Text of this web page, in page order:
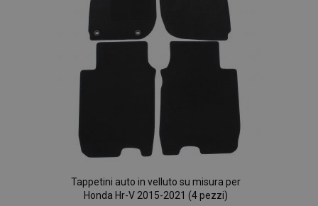
Tappetini auto in velluto su misura per
Honda Hr-V 2015-2021 (4 pezzi)